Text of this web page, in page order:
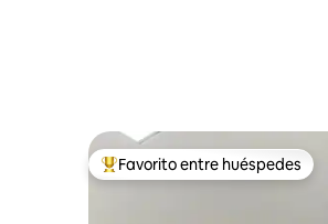
De los mejores en Favorito
Favorito entre huéspedes